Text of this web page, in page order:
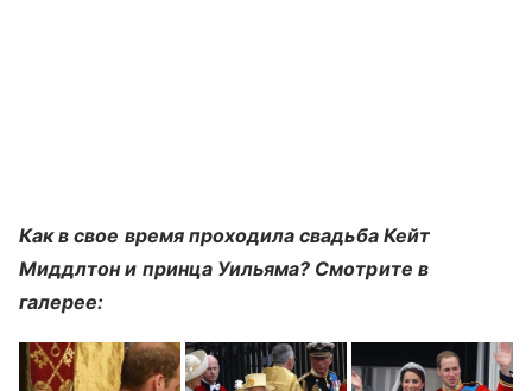
Как в свое время проходила свадьба Кейт
Миддлтон и принца Уильяма? Смотрите в
галерее: